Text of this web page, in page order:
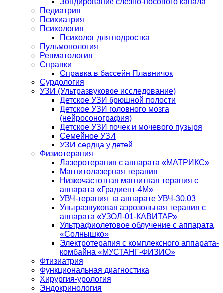
Зондирование слёзно-носового канала
Педиатрия
Психиатрия
Психология
Психолог для подростка
Пульмонология
Ревматология
Справки
Справка в бассейн Плавничок
Сурдология
УЗИ (Ультразвуковое исследование)
Детское УЗИ брюшной полости
Детское УЗИ головного мозга
(нейросонография)
Детское УЗИ почек и мочевого пузыря
Семейное УЗИ
УЗИ сердца у детей
Физиотерапия
Лазеротерапия с аппарата «МАТРИКС»
Магнитолазерная терапия
Низкочастотная магнитная терапия с
аппарата «Градиент-4М»
УВЧ-терапия на аппарате УВЧ-30.03
Ультразвуковая аэрозольная терапия с
аппарата «УЗОЛ-01-КАВИТАР»
Ультрафиолетовое облучение с аппарата
«Солнышко»
Электротерапия с комплексного аппарата-
комбайна «МУСТАНГ-ФИЗИО»
Фтизиатрия
Функциональная диагностика
Хирургия-урология
Эндокринология